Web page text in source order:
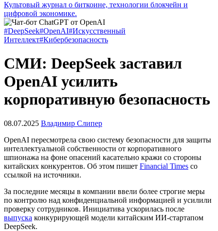
Культовый журнал о биткоине, технологии блокчейн и
цифровой экономике.
#DeepSeek#OpenAI#Искусственный
Интеллект#Кибербезопасность
СМИ: DeepSeek заставил
OpenAI усилить
корпоративную безопасность
08.07.2025 Владимир Слипер
OpenAI пересмотрела свою систему безопасности для защиты
интеллектуальной собственности от корпоративного
шпионажа на фоне опасений касательно кражи со стороны
китайских конкурентов. Об этом пишет Financial Times со
ссылкой на источники.
За последние месяцы в компании ввели более строгие меры
по контролю над конфиденциальной информацией и усилили
проверку сотрудников. Инициатива ускорилась после
выпуска конкурирующей модели китайским ИИ-стартапом
DeepSeek.